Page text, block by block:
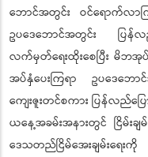
ဘောင်အတွင်း ဝင်ရောက်လ
ဥပဒေဘောင်အတွင်း ပြန်
လက်မှတ်ရေးထိုးစေပြီး မိဘအု
အပ်နှံပေးကြရာ ဥပဒေဘေ
ကျေးဇူးတင်စကား ပြန်လည်ပြ
ယနေ့အခမ်းအနားတွင် ငြိမ်းခ
ဒေသတည်ငြိမ်အေးချမ်းရ